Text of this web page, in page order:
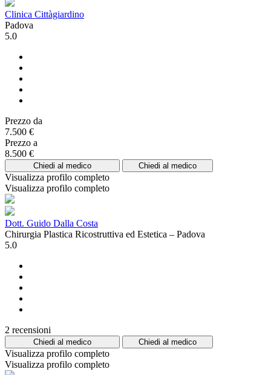
Clinica Cittàgiardino
Padova
5.0
Prezzo da
7.500 €
Prezzo a
8.500 €
Chiedi al medico Chiedi al medico
Visualizza profilo completo
Visualizza profilo completo
Dott. Guido Dalla Costa
Chirurgia Plastica Ricostruttiva ed Estetica – Padova
5.0
2 recensioni
Chiedi al medico Chiedi al medico
Visualizza profilo completo
Visualizza profilo completo